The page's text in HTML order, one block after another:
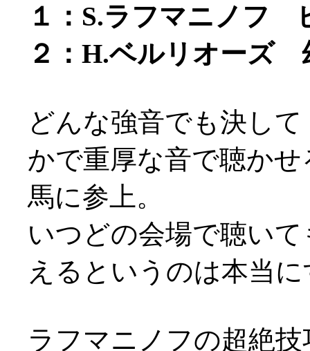
１：S.ラフマニノフ
２：H.ベルリオーズ
どんな強音でも決し
かで重厚な音で聴か
馬に参上。
いつどの会場で聴い
えるというのは本当
ラフマニノフの超絶